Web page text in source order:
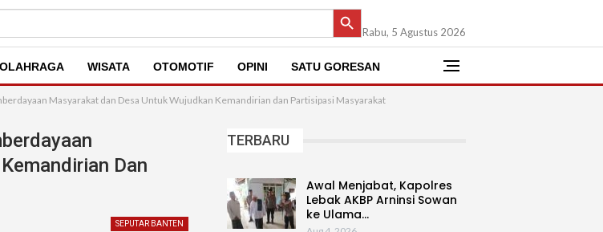
SEARCH BUTTON
Rabu, 5 Agustus 2026
OLAHRAGA WISATA OTOMOTIF OPINI SATU GORESAN
Masyarakat dan Desa Untuk Wujudkan Kemandirian dan Partisipasi Masyarakat
Dan
SEPUTAR BANTEN
TERBARU
Awal Menjabat, Kapolres
Lebak AKBP Arninsi Sowan
ke Ulama…